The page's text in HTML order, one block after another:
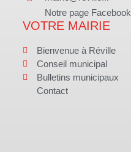
Notre page Facebook
VOTRE MAIRIE
Bienvenue à Réville
Conseil municipal
Bulletins municipaux
Contact